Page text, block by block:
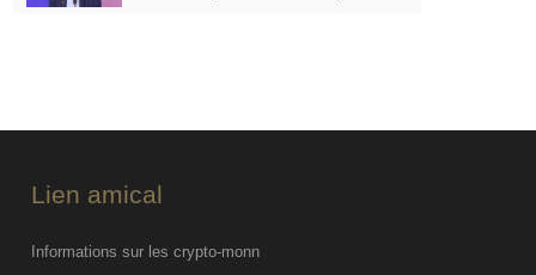
08-07
Lien amical
Informations sur les crypto-monn